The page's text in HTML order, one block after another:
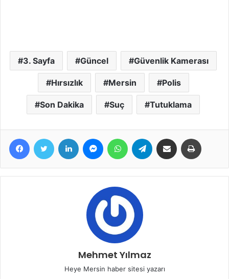
3. Sayfa Güncel Güvenlik Kamerası
Hırsızlık Mersin Polis
Son Dakika Suç Tutuklama
FacebookTwitter LinkedIn MessengerWhatsAppTelegram E-Posta ile paylaş
Mehmet Yılmaz
Heye Mersin haber sitesi yazarı